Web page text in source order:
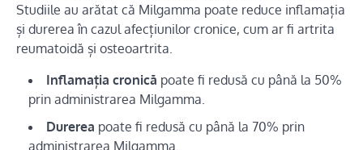
Studiile au arătat că Milgamma poate reduce inflamația
și durerea în cazul afecțiunilor cronice, cum ar fi artrita
reumatoidă și osteoartrita.
Inflamația cronică poate fi redusă cu până la 50%
prin administrarea Milgamma.
Durerea poate fi redusă cu până la 70% prin
administrarea Milgamma.